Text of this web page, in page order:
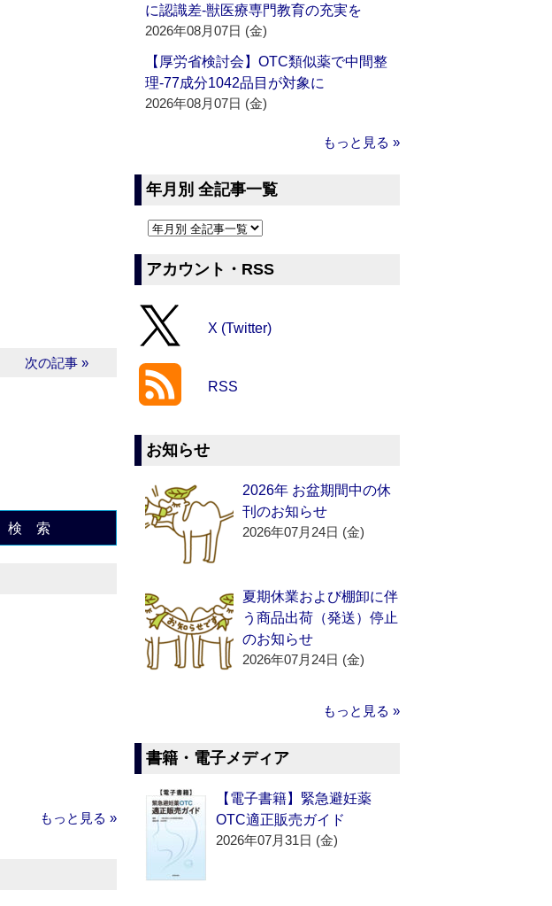
次の記事 »
検 索
もっと見る »
に認識差‐獣医療専門教育の充実を
2026年08月07日 (金)
【厚労省検討会】OTC類似薬で中間整
理‐77成分1042品目が対象に
2026年08月07日 (金)
もっと見る »
年月別 全記事一覧
アカウント・RSS
X (Twitter)
RSS
お知らせ
2026年 お盆期間中の休
刊のお知らせ
2026年07月24日 (金)
夏期休業および棚卸に伴
う商品出荷（発送）停止
のお知らせ
2026年07月24日 (金)
もっと見る »
書籍・電子メディア
【電子書籍】緊急避妊薬
OTC適正販売ガイド
2026年07月31日 (金)